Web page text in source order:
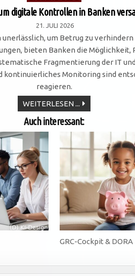
in
digitale Kontrollen in Banken
21. JULI 2026
um Betrug zu
bieten Banken die
Fragmentierung der IT
Monitoring sind
reagieren.
WEITERLESEN ...
WARUM
DIGITALE
KONTROLLEN
IN
BANKEN
VERSAGEN
BRILLIEREN
Auch interessant:
GRC-Cockpit & DORA